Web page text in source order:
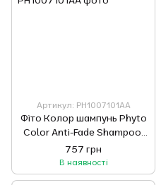
Артикул: PH1007101AA
Фіто Колор шампунь Phyto
Color Anti-Fade Shampoo,
250 мл
757 грн
В наявності